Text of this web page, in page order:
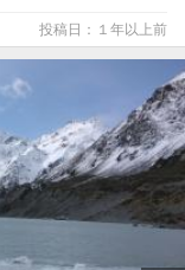
投稿日：１年以上前